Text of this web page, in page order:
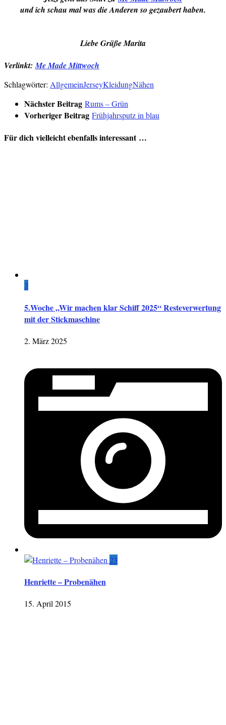
und ich schau mal was die Anderen so gezaubert haben.
Liebe Grüße Marita
Verlinkt:Me Made Mittwoch
Schlagwörter: AllgemeinJerseyKleidungNähen
Nächster Beitrag Rums – Grün
Vorheriger Beitrag Frühjahrsputz in blau
Für dich vielleicht ebenfalls interessant …
3
5.Woche „Wir machen klar Schiff 2025“ Resteverwertung
mit der Stickmaschine
2. März 2025
23
Henriette – Probenähen
15. April 2015